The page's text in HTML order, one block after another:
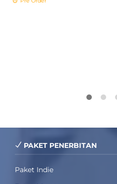
PAKET PENERBITAN
Paket Indie